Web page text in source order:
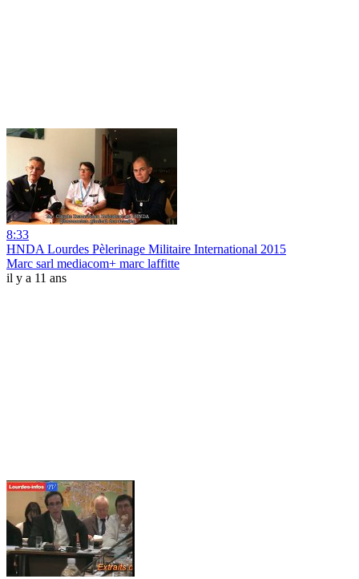
8:33
HNDA Lourdes Pèlerinage Militaire International 2015
Marc sarl mediacom+ marc laffitte
il y a 11 ans